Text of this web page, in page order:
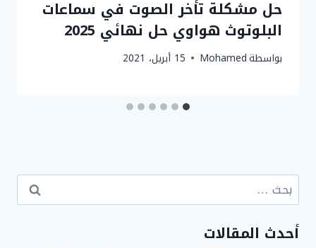
حل مشكلة تأخر الصوت في سماعات
البلوتوث هواوي حل نهائي 2025
بواسطةMohamed 15 أبريل، 2021
البحث
عن:
أحدث المقالات